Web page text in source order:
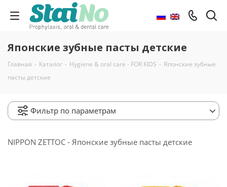
Японские зубные пасты детские
Главная - Каталог - Hygiene & oral care - FOR KIDS - Японские зубные
пасты детские
Фильтр по параметрам
NIPPON ZETTOC - Японские зубные пасты детские